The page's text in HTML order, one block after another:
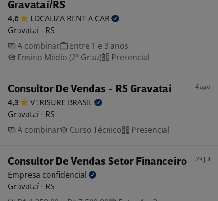
Gravataí/RS
4,6 LOCALIZA RENT A CAR
Gravataí - RS
A combinar
Entre 1 e 3 anos
Ensino Médio (2º Grau)
Presencial
Consultor De Vendas - RS Gravatai 4 ago
4,3 VERISURE BRASIL
Gravataí - RS
A combinar
Curso Técnico Presencial
Consultor De Vendas Setor Financeiro 29 jul
Empresa confidencial
Gravataí - RS